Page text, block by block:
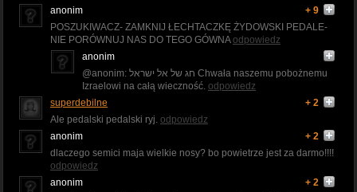
anonim
+ 9
POSZUKIWACZ- ZAMKNIJ ŁECHTACZKĘ ŻYDOWSKI PEDALE-
NIE PORÓWNUJ NAS DO TEGO GÓWNAodpowiedz
anonim
@anonim: חג של אל ישראל Chwała naszemu pobożnemu
Izraelowi na całą wieczność. odpowiedz
superdebilne
+ 2
Ale pedalski pedalski ryj. odpowiedz
anonim
+ 2
dlaczego semici maja wielkie nosy? bo powietrze jest za darmo!!!!
odpowiedz
anonim
+ 2